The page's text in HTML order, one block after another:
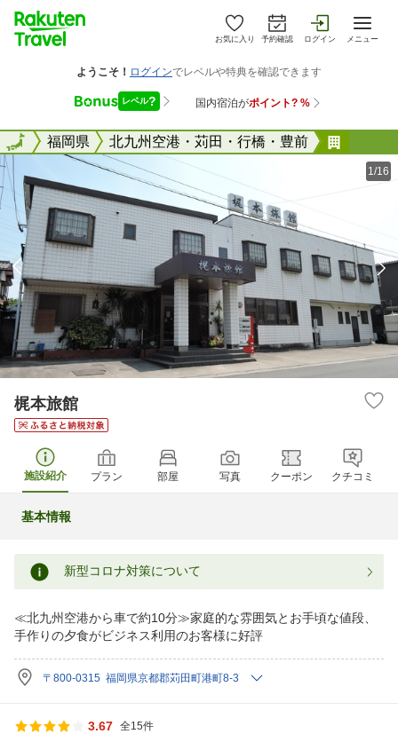
お気に入り 予約確認 ログイン メニュー
全国福岡県 北九州空港・苅田・行橋・豊前
全国
1/16
梶本旅館
施設紹介 プラン 部屋 写真 クーポン クチコミ
基本情報
新型コロナ対策について
≪北九州空港から車で約10分≫家庭的な雰囲気とお手頃な値段、
手作りの夕食がビジネス利用のお客様に好評
〒800-0315 福岡県京都郡苅田町港町8-3
3.67 全15件